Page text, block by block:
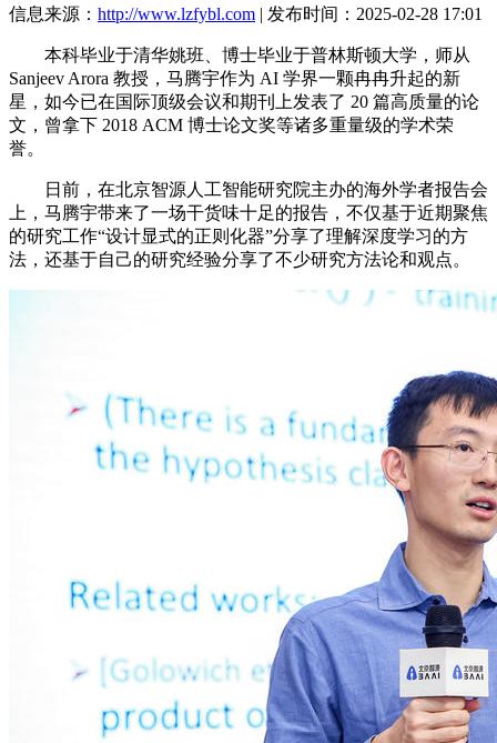
信息来源： http://www.lzfybl.com | 发布时间：2025-02-28 17:01
本科毕业于清华姚班、博士毕业于普林斯顿大学，师从
Sanjeev Arora 教授，马腾宇作为 AI 学界一颗冉冉升起的新
星，如今已在国际顶级会议和期刊上发表了 20 篇高质量的论
文，曾拿下 2018 ACM 博士论文奖等诸多重量级的学术荣
誉。
日前，在北京智源人工智能研究院主办的海外学者报告会
上，马腾宇带来了一场干货味十足的报告，不仅基于近期聚焦
的研究工作“设计显式的正则化器”分享了理解深度学习的方
法，还基于自己的研究经验分享了不少研究方法论和观点。